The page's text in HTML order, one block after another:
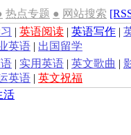
热点专题 ● 网站搜索
| 英语阅读 | 英语写作 |
英语 | 出国留学
| 实用英语 | 英文歌曲 |
英语 | 英文祝福
活